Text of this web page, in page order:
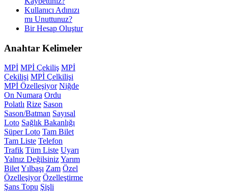
Kullanıcı Adınızı
mı Unuttunuz?
Bir Hesap Oluştur
Anahtar Kelimeler
MPİ MPİ Çekiliş MPİ
Çekilişi MPİ Çelkilişi
MPİ Özelleşiyor Niğde
On Numara Ordu
Polatlı Rize Sason
Sason/Batman Sayısal
Loto Sağlık Bakanlığı
Süper Loto Tam Bilet
Tam Liste Telefon
Trafik Tüm Liste Uyarı
Yalnız DeğilsinizYarım
BiletYılbaşı Zam Özel
Özelleşiyor Özelleştirme
Şans Topu Şişli